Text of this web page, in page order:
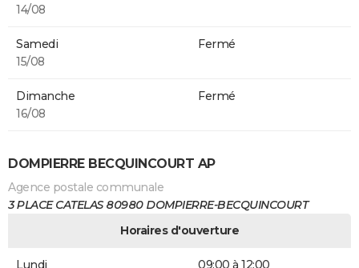
14/08
Samedi
15/08
Fermé
Dimanche
16/08
Fermé
DOMPIERRE BECQUINCOURT AP
Agence postale communale
3 PLACE CATELAS 80980 DOMPIERRE-BECQUINCOURT
Horaires d'ouverture
Lundi
09:00 à 12:00